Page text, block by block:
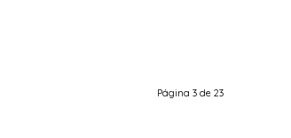
Página 3 de 23